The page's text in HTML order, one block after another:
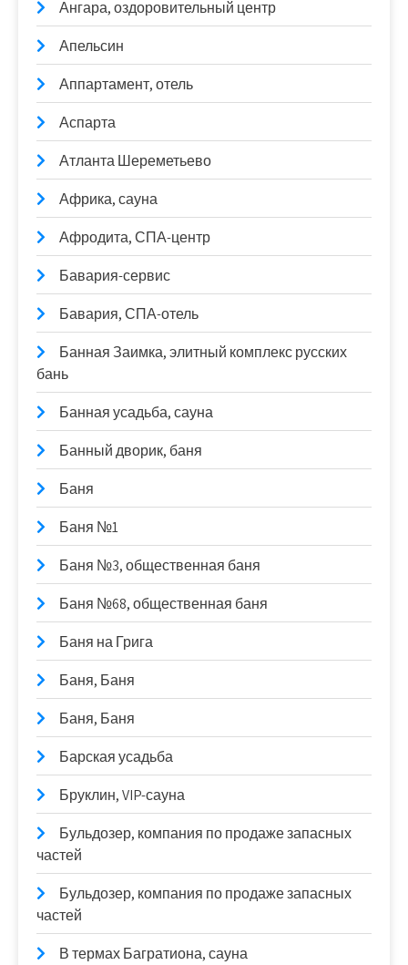
Ангара, оздоровительный центр
Апельсин
Аппартамент, отель
Аспарта
Атланта Шереметьево
Африка, сауна
Афродита, СПА-центр
Бавария-сервис
Бавария, СПА-отель
Банная Заимка, элитный комплекс русских
бань
Банная усадьба, сауна
Банный дворик, баня
Баня
Баня №1
Баня №3, общественная баня
Баня №68, общественная баня
Баня на Грига
Баня, Баня
Баня, Баня
Барская усадьба
Бруклин, VIP-сауна
Бульдозер, компания по продаже запасных
частей
Бульдозер, компания по продаже запасных
частей
В термах Багратиона, сауна